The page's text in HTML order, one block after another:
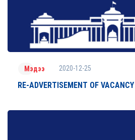
Мэдээ 2020-12-25
RE-ADVERTISEMENT OF